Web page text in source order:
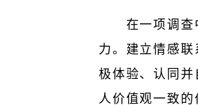
在一项调查
力。建立情感
极体验、认同
人价值观一致的